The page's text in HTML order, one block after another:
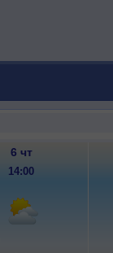
6 чт
14:00